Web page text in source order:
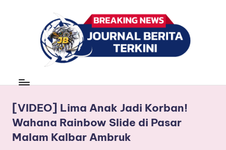
r
n
a
news
[VIDEO] Lima Anak Jadi Korban!
Wahana Rainbow Slide di Pasar
Malam Kalbar Ambruk